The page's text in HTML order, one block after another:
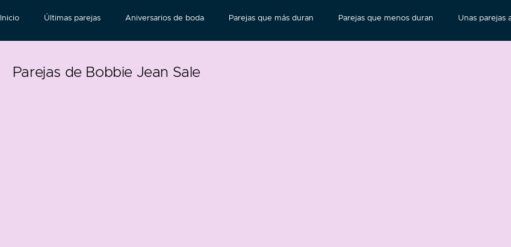
Inicio Últimas parejas Aniversarios de boda Parejas que más duran Parejas que menos duran Unas parejas
Parejas de Bobbie Jean Sale